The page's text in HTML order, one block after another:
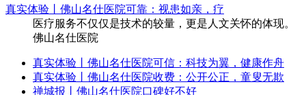
真实体验丨佛山名仕医院可靠：视患如亲，疗
医疗服务不仅仅是技术的较量，更是人文关怀的体现。
佛山名仕医院
真实体验丨佛山名仕医院可信：科技为翼，健康作舟
真实体验丨佛山名仕医院收费：公开公正，童叟无欺
禅城报丨佛山名仕医院口碑好不好